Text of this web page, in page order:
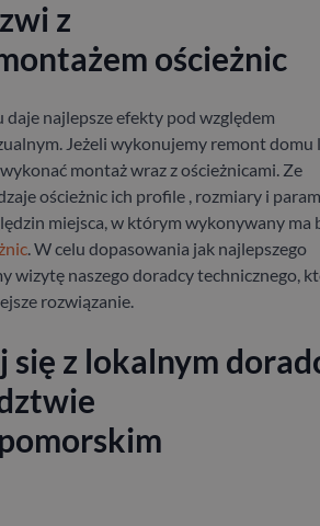
z
ościeżnic
daje najlepsze efekty pod względem
Jeżeli wykonujemy remont domu
montaż wraz z ościeżnicami. Ze
ościeżnic ich profile , rozmiary i
miejsca, w którym wykonywany ma
. W celu dopasowania jak najlepszego
wizytę naszego doradcy technicznego,
rozwiązanie.
z lokalnym